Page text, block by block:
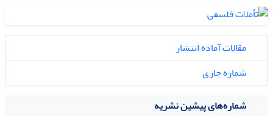
مقالات آماده انتشار
شماره جاری
شماره‌های پیشین نشریه